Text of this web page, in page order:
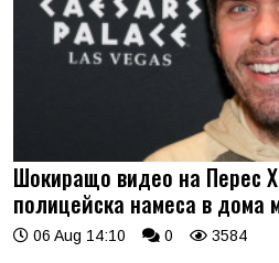
Шокиращо видео на Перес
полицейска намеса в дома
06 Aug 14:10 0 3584